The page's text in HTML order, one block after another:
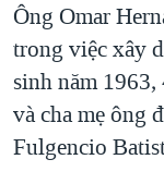
THỂ THAO
GIÁO DỤC
CHI PHÍ CHIẾN
CÁC GIÁ TRỊ
THƯỢNG ĐỈNH
TRỊNH VĨNH
Ông Omar
trong việc xây
sinh năm 1963,
và cha mẹ ông
Fulgencio